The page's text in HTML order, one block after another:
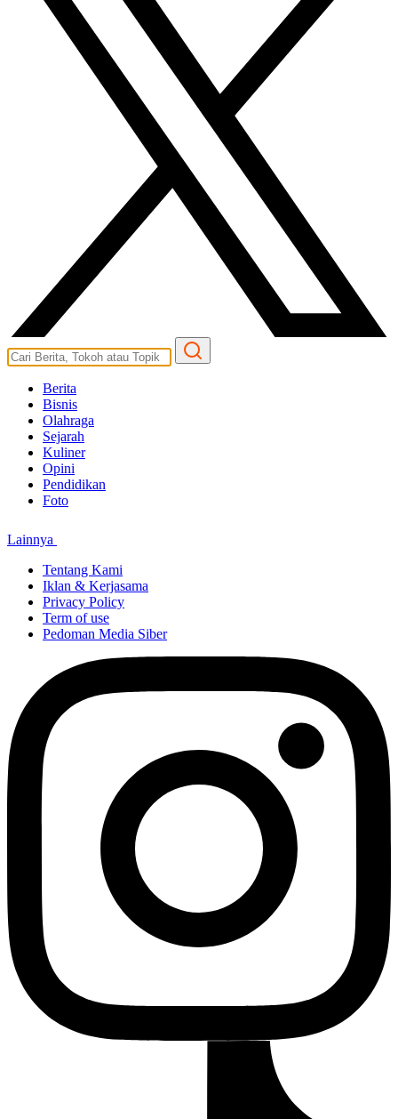
Berita
Bisnis
Olahraga
Sejarah
Kuliner
Opini
Pendidikan
Foto
Lainnya
Tentang Kami
Iklan & Kerjasama
Privacy Policy
Term of use
Pedoman Media Siber